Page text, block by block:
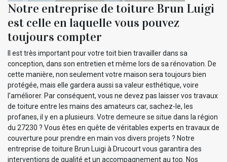
Notre entreprise de toiture Brun Luigi
est celle en laquelle vous pouvez
toujours compter
Il est très important pour votre toit bien travailler dans sa
conception, dans son entretien et même lors de sa rénovation. De
cette manière, non seulement votre maison sera toujours bien
protégée, mais elle gardera aussi sa valeur esthétique, voire
l’améliorer. Par conséquent, vous ne devez pas laisser vos travaux
de toiture entre les mains des amateurs car, sachez-le, les
profanes, il y en a plusieurs. Votre demeure se situe dans la région
du 27230 ? Vous êtes en quête de véritables experts en travaux de
couverture pour prendre en main vos divers projets ? Notre
entreprise de toiture Brun Luigi à Drucourt vous garantira des
interventions de qualité et un accompagnement au top. Nos